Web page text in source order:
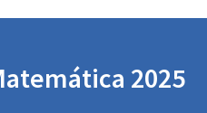
2025